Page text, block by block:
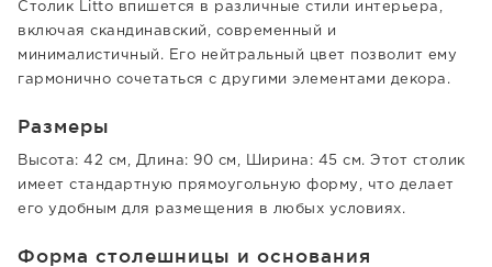
Столик Litto впишется в различные стили интерьера,
включая скандинавский, современный и
минималистичный. Его нейтральный цвет позволит ему
гармонично сочетаться с другими элементами декора.
Размеры
Высота: 42 см, Длина: 90 см, Ширина: 45 см. Этот столик
имеет стандартную прямоугольную форму, что делает
его удобным для размещения в любых условиях.
Форма столешницы и основания